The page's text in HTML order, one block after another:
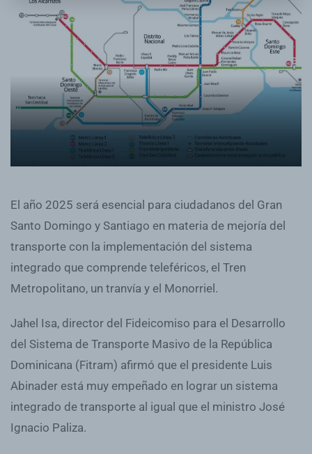
El año 2025 será esencial para ciudadanos del Gran
Santo Domingo y Santiago en materia de mejoría del
transporte con la implementación del sistema
integrado que comprende teleféricos, el Tren
Metropolitano, un tranvía y el Monorriel.
Jahel Isa, director del Fideicomiso para el Desarrollo
del Sistema de Transporte Masivo de la República
Dominicana (Fitram) afirmó que el presidente Luis
Abinader está muy empeñado en lograr un sistema
integrado de transporte al igual que el ministro José
Ignacio Paliza.